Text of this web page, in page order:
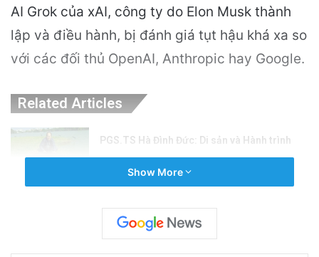
AI Grok của xAI, công ty do Elon Musk thành
lập và điều hành, bị đánh giá tụt hậu khá xa so
với các đối thủ OpenAI, Anthropic hay Google.
Related Articles
PGS.TS Hà Đình Đức: Di sản và Hành trình
Khám Phá Máy Đào Hầm Nổ Đá Đầu Tiên
Trên Thế Giới: Bước Đột Phá Trong Công
Show More